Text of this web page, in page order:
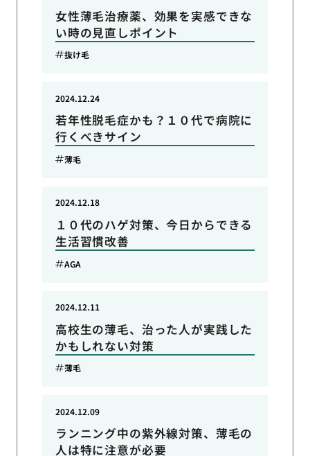
女性薄毛治療薬、効果を実感できな
い時の見直しポイント
抜け毛
若年性脱毛症かも？１０代で病院に
行くべきサイン
2024.12.24
薄毛
１０代のハゲ対策、今日からできる
生活習慣改善
2024.12.18
AGA
高校生の薄毛、治った人が実践した
かもしれない対策
2024.12.11
薄毛
ランニング中の紫外線対策、薄毛の
人は特に注意が必要
2024.12.09